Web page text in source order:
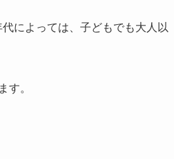
によっては、子どもでも大人以
す。